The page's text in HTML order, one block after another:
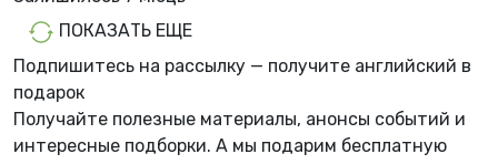
ПОКАЗАТЬ ЕЩЕ
Подпишитесь на рассылку — получите английский в
подарок
Получайте полезные материалы, анонсы событий и
интересные подборки. А мы подарим бесплатную